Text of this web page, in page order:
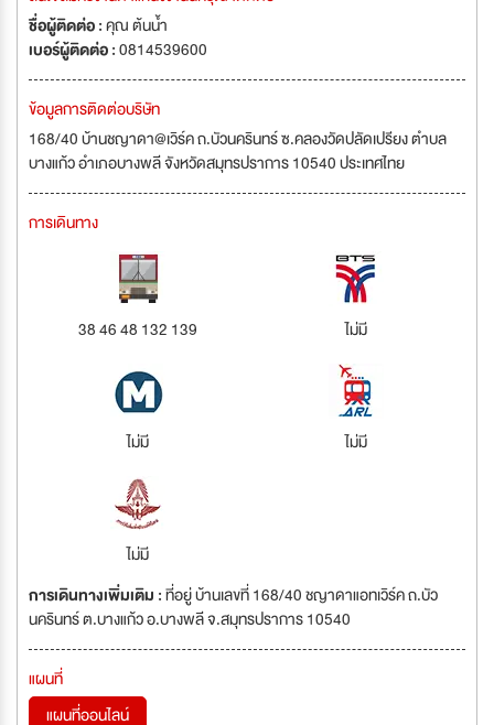
ชื่อผู้ติดต่อ :คุณ ต้นน้ำ
เบอร์ผู้ติดต่อ :0814539600
ข้อมูลการติดต่อบริษัท
168/40 บ้านชญาดา@เวิร์ค ถ.บัวนครินทร์ ซ.คลองวัดปลัดเปรียง ตำบล
บางแก้ว อำเภอบางพลี จังหวัดสมุทรปราการ 10540 ประเทศไทย
การเดินทาง
38 46 48 132 139 ไม่มี
ไม่มี ไม่มี
ไม่มี
การเดินทางเพิ่มเติม :ที่อยู่ บ้านเลขที่ 168/40 ชญาดาแอทเวิร์ค ถ.บัว
นครินทร์ ต.บางแก้ว อ.บางพลี จ.สมุทรปราการ 10540
แผนที่
แผนที่ออนไลน์